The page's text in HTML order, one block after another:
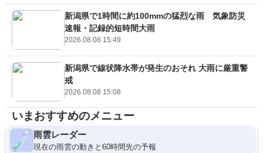
新潟県で1時間に約100mmの猛烈な雨 気象防災
速報・記録的短時間大雨
2026.08.08 15:49
新潟県で線状降水帯が発生のおそれ 大雨に厳重警
戒
2026.08.08 15:08
いまおすすめのメニュー
雨雲レーダー
現在の雨雲の動きと60時間先の予報